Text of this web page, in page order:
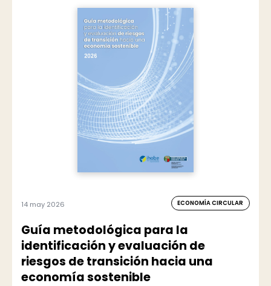
14 may 2026 ECONOMÍA CIRCULAR
Guía metodológica para la
identificación y evaluación de
riesgos de transición hacia una
economía sostenible